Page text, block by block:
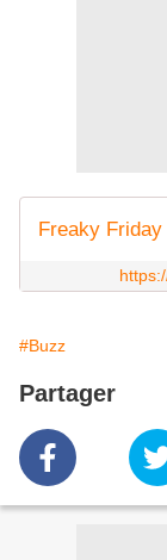
#Buzz
Partager